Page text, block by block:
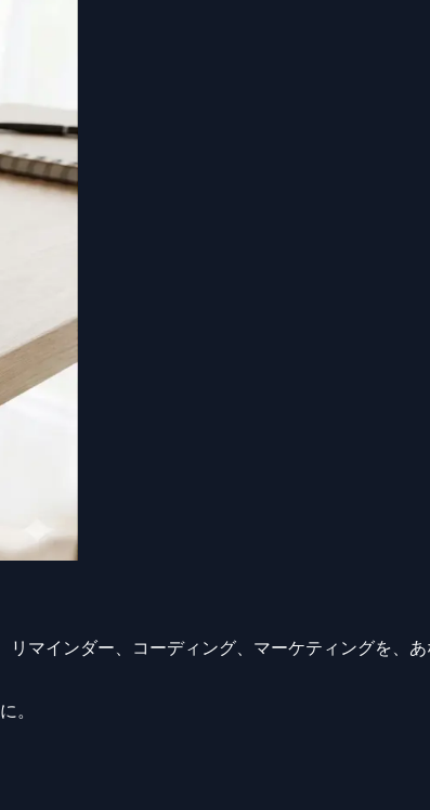
マインダー、コーディング、マーケティングを、
。